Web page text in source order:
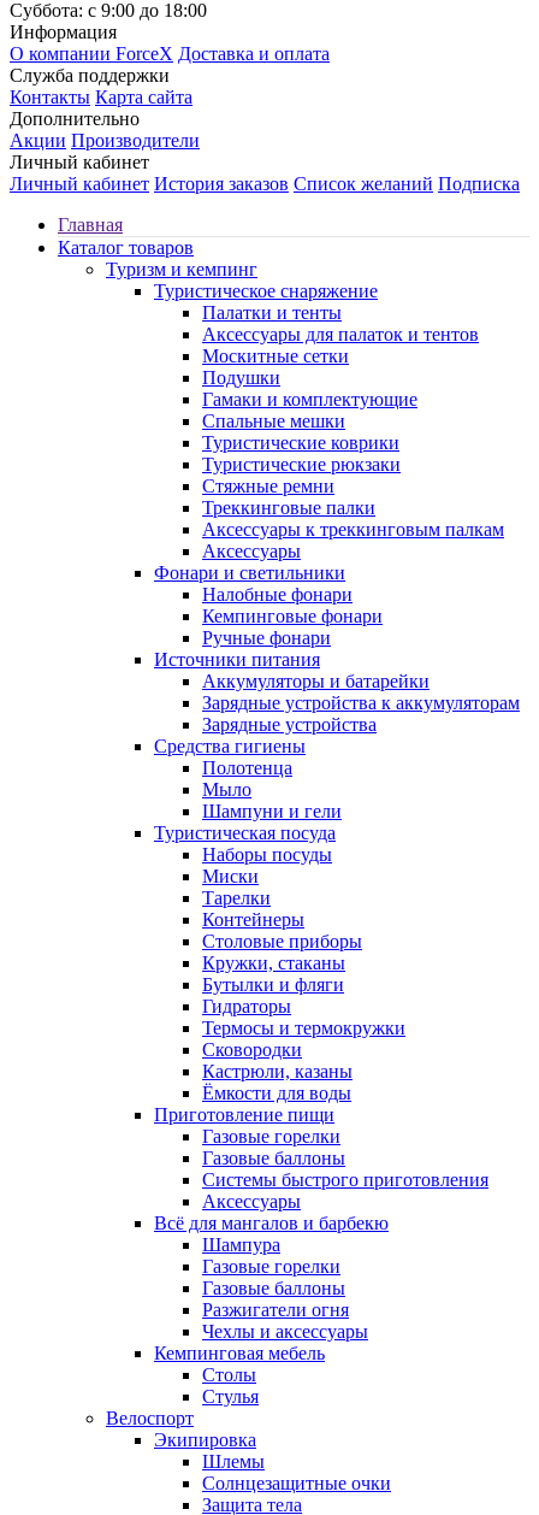
Суббота: с 9:00 до 18:00
Информация
О компании ForceX Доставка и оплата
Служба поддержки
Контакты Карта сайта
Дополнительно
Акции Производители
Личный кабинет
Личный кабинет История заказов Список желаний Подписка
Главная
Каталог товаров
Туризм и кемпинг
Туристическое снаряжение
Палатки и тенты
Аксессуары для палаток и тентов
Москитные сетки
Подушки
Гамаки и комплектующие
Спальные мешки
Туристические коврики
Туристические рюкзаки
Стяжные ремни
Треккинговые палки
Аксессуары к треккинговым палкам
Аксессуары
Фонари и светильники
Налобные фонари
Кемпинговые фонари
Ручные фонари
Источники питания
Аккумуляторы и батарейки
Зарядные устройства к аккумуляторам
Зарядные устройства
Средства гигиены
Полотенца
Мыло
Шампуни и гели
Туристическая посуда
Наборы посуды
Миски
Тарелки
Контейнеры
Столовые приборы
Кружки, стаканы
Бутылки и фляги
Гидраторы
Термосы и термокружки
Сковородки
Кастрюли, казаны
Ёмкости для воды
Приготовление пищи
Газовые горелки
Газовые баллоны
Системы быстрого приготовления
Аксессуары
Всё для мангалов и барбекю
Шампура
Газовые горелки
Газовые баллоны
Разжигатели огня
Чехлы и аксессуары
Кемпинговая мебель
Столы
Стулья
Велоспорт
Экипировка
Шлемы
Солнцезащитные очки
Защита тела